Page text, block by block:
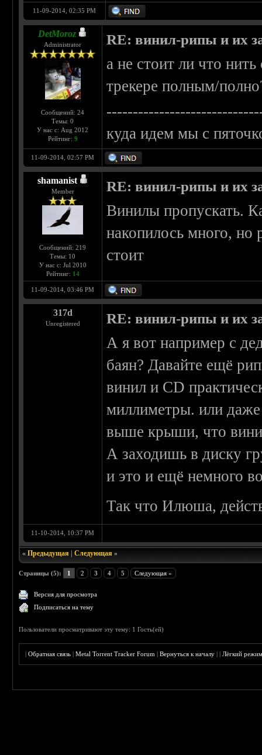
11-09-2014, 02:35 PM
DetMoroz
Administrator
Сообщений: 24
Темы: 0
У нас с: Aug 2012
Рейтинг: 9
RE: винил-рипы и их
а не стоит ли что
трекере полным/
куда идем мы с
11-09-2014, 02:57 PM
shamanist
Member
Сообщений: 219
Темы: 10
У нас с: Jul 2010
Рейтинг: 14
RE: винил-рипы и их
Винилы пропускать.
накопилось много, но
стоит
11-09-2014, 03:46 PM
317d
Unregistered RE: винил-рипы и их
А я вот например с
баян? Давайте ещё
винил и CD
миллиметры. или даже
выше крыши, что
А заходишь в диску
и это и ещё немного
Так что Илюша,
11-10-2014, 10:37 PM
«Предыдущая |Следующая »
Страницы (5): 1 2 3 4 5 Следующая »
Версия для просмотра
Подписаться на тему
Пользователи просматривают эту тему: 1 Гость(ей)
|Обратная связь |Metal Torrent Tracker Forum |Вернуться к началу ||Лёгкий